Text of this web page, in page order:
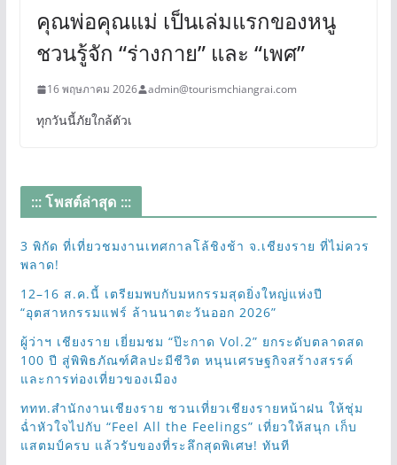
คุณพ่อคุณแม่ เป็นเล่มแรกของหนู
ชวนรู้จัก “ร่างกาย” และ “เพศ”
16 พฤษภาคม 2026 admin@tourismchiangrai.com
ทุกวันนี้ภัยใกล้ตัวเ
::: โพสต์ล่าสุด :::
3 พิกัด ที่เที่ยวชมงานเทศกาลโล้ชิงช้า จ.เชียงราย ที่ไม่ควร
พลาด!
12–16 ส.ค.นี้ เตรียมพบกับมหกรรมสุดยิ่งใหญ่แห่งปี
“อุตสาหกรรมแฟร์ ล้านนาตะวันออก 2026”
ผู้ว่าฯ เชียงราย เยี่ยมชม “ป๊ะกาด Vol.2” ยกระดับตลาดสด
100 ปี สู่พิพิธภัณฑ์ศิลปะมีชีวิต หนุนเศรษฐกิจสร้างสรรค์
และการท่องเที่ยวของเมือง
ททท.สำนักงานเชียงราย ชวนเที่ยวเชียงรายหน้าฝน ให้ชุ่ม
ฉ่ำหัวใจไปกับ “Feel All the Feelings” เที่ยวให้สนุก เก็บ
แสตมป์ครบ แล้วรับของที่ระลึกสุดพิเศษ! ทันที